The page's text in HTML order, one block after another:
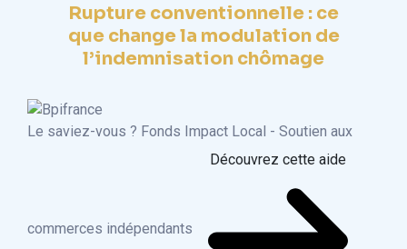
Rupture conventionnelle : ce
que change la modulation de
l’indemnisation chômage
Le saviez-vous ? Fonds Impact Local - Soutien aux
commerces indépendants
Découvrez cette aide